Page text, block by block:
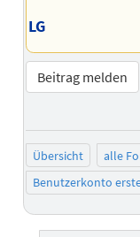
LG
Beitrag melden
Übersicht alle
Benutzerkonto